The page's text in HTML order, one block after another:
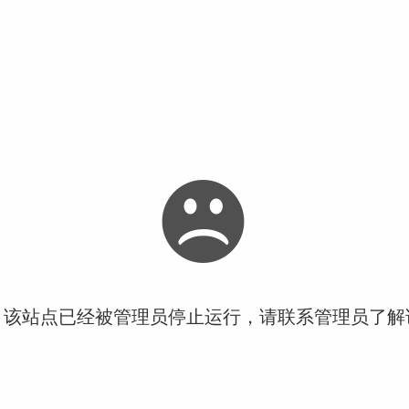
站点已经被管理员停止运行，请联系管理员了